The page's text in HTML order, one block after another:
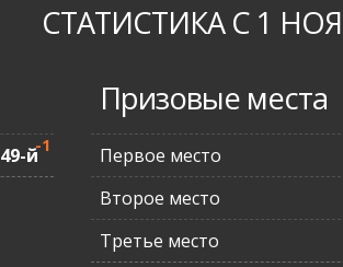
СТАТИСТИКА С 1
49-й-1
Призовые места
Первое место
Второе место
Третье место